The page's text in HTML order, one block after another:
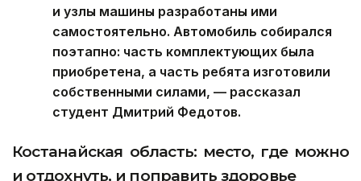
и узлы машины разработаны ими
самостоятельно. Автомобиль собирался
поэтапно: часть комплектующих была
приобретена, а часть ребята изготовили
собственными силами, — рассказал
студент Дмитрий Федотов.
Костанайская область: место, где можно
и отдохнуть, и поправить здоровье